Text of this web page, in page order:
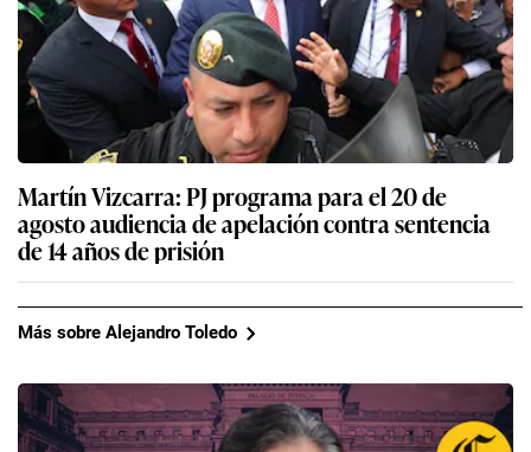
Martín Vizcarra: PJ programa para el 20 de
agosto audiencia de apelación contra sentencia
de 14 años de prisión
Más sobre Alejandro Toledo